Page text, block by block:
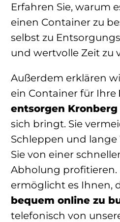
Erfahren Sie, warum
einen Container zu
selbst zu
und wertvolle Zeit zu
Außerdem erklären
ein Container für Ihre
entsorgen Kronberg
sich bringt. Sie
Schleppen und lange
Sie von einer
Abholung profitieren.
ermöglicht es Ihnen,
bequem online zu
telefonisch von